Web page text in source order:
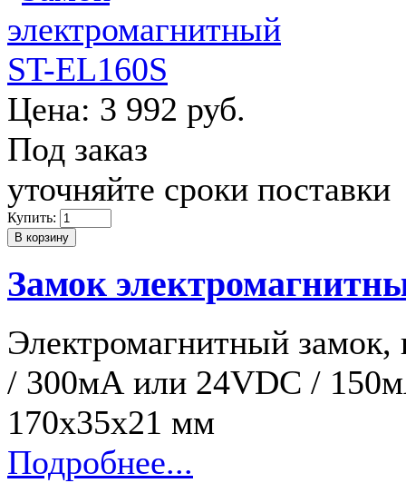
Цена: 3 992 руб.
Под заказ
уточняйте сроки поставки
Купить:
Замок
Электромагнитный
/ 300мА или 24VDC /
170х35х21 мм
Подробнее...